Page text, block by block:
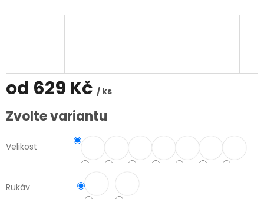
od 629 Kč / ks
Měrná
cena:
Zvolte variantu
Velikost
Rukáv